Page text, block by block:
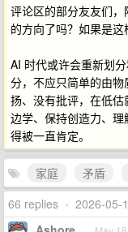
评论区的部分友友们
的方向了吗？如果是这
AI 时代或许会重新划
分，不应只简单的由
扬、没有批评，在低
边学、保持创造力、
得被一直肯定。
家庭 矛盾
66 replies • 2026-05-